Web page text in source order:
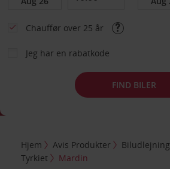
Chauffør over 25 år
Jeg har en rabatkode
FIND BILER
Hjem Avis Produkter Biludlejning
Tyrkiet
Mardin